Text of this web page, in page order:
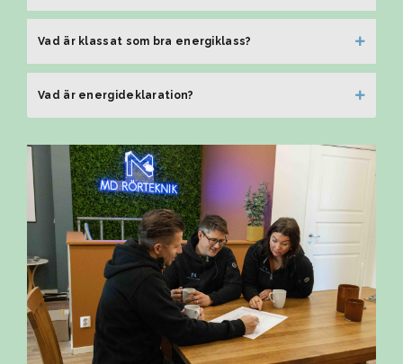
Vad är klassat som bra energiklass?
Vad är energideklaration?